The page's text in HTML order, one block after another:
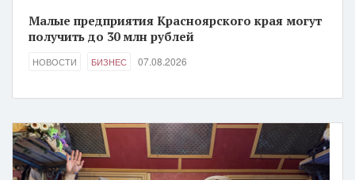
Малые предприятия Красноярского края могут
получить до 30 млн рублей
НОВОСТИ БИЗНЕС 07.08.2026